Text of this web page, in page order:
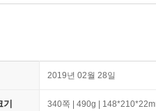
2019년 02월 28일
340쪽 | 490g |